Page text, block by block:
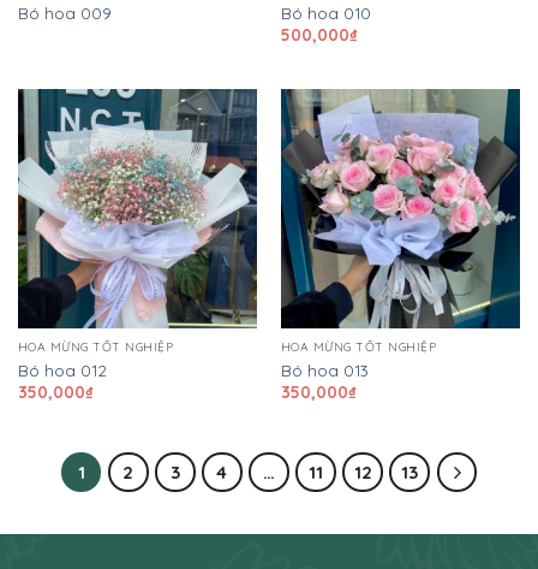
Bó hoa 009
Bó hoa 010
500,000₫
HOA MỪNG TỐT NGHIỆP
Bó hoa 012
350,000₫
HOA MỪNG TỐT NGHIỆP
Bó hoa 013
350,000₫
1 2 3 4 … 11 12 13